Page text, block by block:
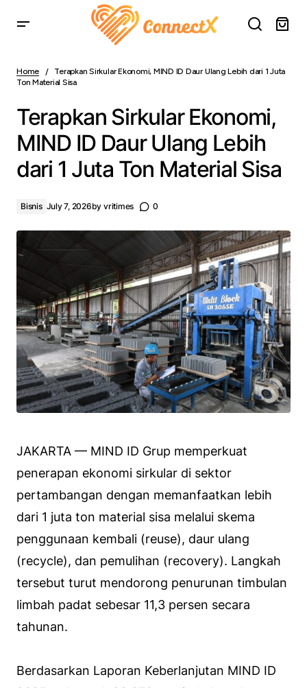
1 Juta Ton Material Sisa
Home
Terapkan Sirkular Ekonomi, MIND ID Daur Ulang Lebih dari 1 Juta
Ton Material Sisa
Terapkan Sirkular Ekonomi,
MIND ID Daur Ulang Lebih
dari 1 Juta Ton Material Sisa
Bisnis July 7, 2026by vritimes 0
JAKARTA — MIND ID Grup memperkuat
penerapan ekonomi sirkular di sektor
pertambangan dengan memanfaatkan lebih
dari 1 juta ton material sisa melalui skema
penggunaan kembali (reuse), daur ulang
(recycle), dan pemulihan (recovery). Langkah
tersebut turut mendorong penurunan timbulan
limbah padat sebesar 11,3 persen secara
tahunan.
Berdasarkan Laporan Keberlanjutan MIND ID